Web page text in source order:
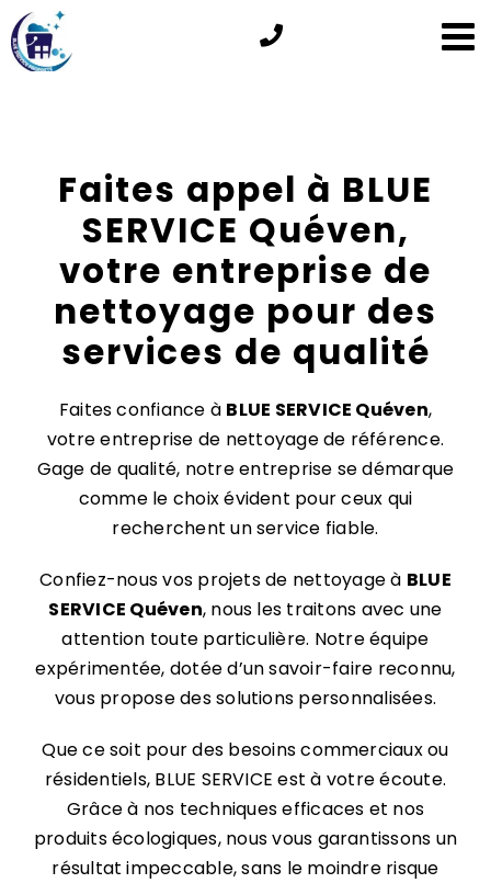
Passer
au
contenu
Faites appel à BLUE
SERVICE Quéven,
votre entreprise de
nettoyage pour des
services de qualité
Faites confiance à BLUE SERVICE Quéven,
votre entreprise de nettoyage de référence.
Gage de qualité, notre entreprise se démarque
comme le choix évident pour ceux qui
recherchent un service fiable.
Confiez-nous vos projets de nettoyage à BLUE
SERVICE Quéven, nous les traitons avec une
attention toute particulière. Notre équipe
expérimentée, dotée d’un savoir-faire reconnu,
vous propose des solutions personnalisées.
Que ce soit pour des besoins commerciaux ou
résidentiels, BLUE SERVICE est à votre écoute.
Grâce à nos techniques efficaces et nos
produits écologiques, nous vous garantissons un
résultat impeccable, sans le moindre risque